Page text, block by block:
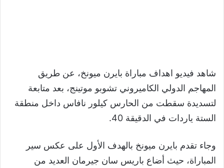
شاهد فيديو اهداف مباراة بايرن ميونخ، عن طريق
المهاجم الدولي الكاميروني تشوبو موتينج، بعد متابعة
لتسديدة سقطت من الحارس كيلور نافاس داخل منطقة
الستة ياردات في الدقيقة 40.
وجاء تقدم بايرن ميونخ بالهدف الأول على عكس سير
المباراة، حيث أضاع باريس سان جيرمان العديد من